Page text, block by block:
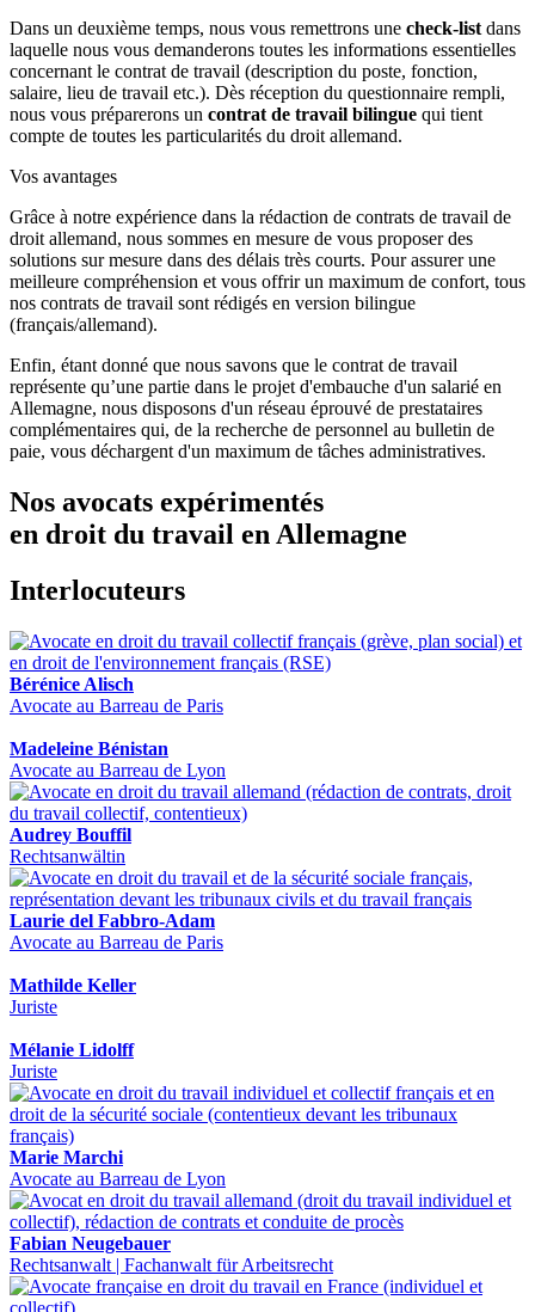
Dans un deuxième temps, nous vous remettrons une check-list dans
laquelle nous vous demanderons toutes les informations essentielles
concernant le contrat de travail (description du poste, fonction,
salaire, lieu de travail etc.). Dès réception du questionnaire rempli,
nous vous préparerons un contrat de travail bilingue qui tient
compte de toutes les particularités du droit allemand.
Vos avantages
Grâce à notre expérience dans la rédaction de contrats de travail de
droit allemand, nous sommes en mesure de vous proposer des
solutions sur mesure dans des délais très courts. Pour assurer une
meilleure compréhension et vous offrir un maximum de confort, tous
nos contrats de travail sont rédigés en version bilingue
(français/allemand).
Enfin, étant donné que nous savons que le contrat de travail
représente qu’une partie dans le projet d'embauche d'un salarié en
Allemagne, nous disposons d'un réseau éprouvé de prestataires
complémentaires qui, de la recherche de personnel au bulletin de
paie, vous déchargent d'un maximum de tâches administratives.
Nos avocats expérimentés
en droit du travail en Allemagne
Interlocuteurs
Bérénice Alisch
Avocate au Barreau de Paris
Madeleine Bénistan
Avocate au Barreau de Lyon
Audrey Bouffil
Rechtsanwältin
Laurie del Fabbro-Adam
Avocate au Barreau de Paris
Mathilde Keller
Juriste
Mélanie Lidolff
Juriste
Marie Marchi
Avocate au Barreau de Lyon
Fabian Neugebauer
Rechtsanwalt | Fachanwalt für Arbeitsrecht